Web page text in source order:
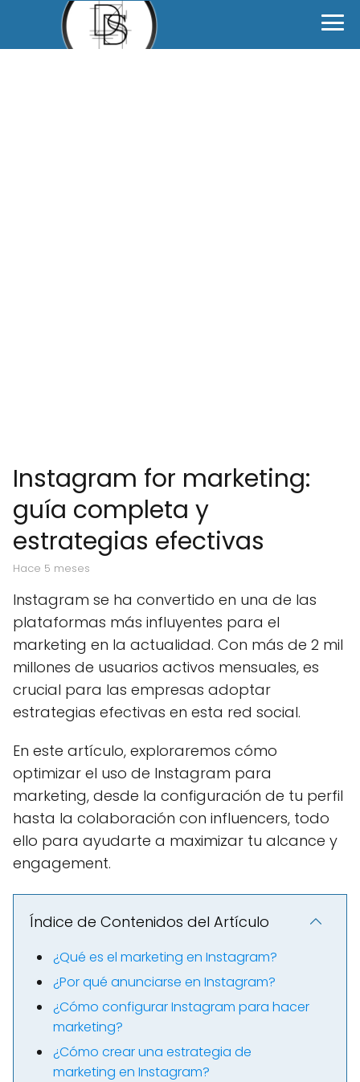
Instagram for marketing:
guía completa y
estrategias efectivas
hace 5 meses
Instagram se ha convertido en una de las
plataformas más influyentes para el
marketing en la actualidad. Con más de 2 mil
millones de usuarios activos mensuales, es
crucial para las empresas adoptar
estrategias efectivas en esta red social.
En este artículo, exploraremos cómo
optimizar el uso de Instagram para
marketing, desde la configuración de tu perfil
hasta la colaboración con influencers, todo
ello para ayudarte a maximizar tu alcance y
engagement.
Índice de Contenidos del Artículo
¿Qué es el marketing en Instagram?
¿Por qué anunciarse en Instagram?
¿Cómo configurar Instagram para hacer
marketing?
¿Cómo crear una estrategia de
marketing en Instagram?